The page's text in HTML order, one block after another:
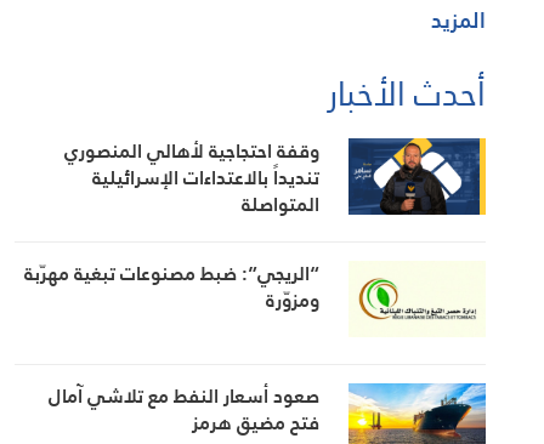
المزيد
أحدث الأخبار
وقفة احتجاجية لأهالي المنصوري
تنديداً بالاعتداءات الإسرائيلية
المتواصلة
“الريجي”: ضبط مصنوعات تبغية مهرّبة
ومزوّرة
صعود أسعار النفط مع تلاشي آمال
فتح مضيق هرمز